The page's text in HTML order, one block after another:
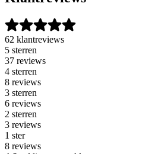
62 klantreviews
5 sterren
37 reviews
4 sterren
8 reviews
3 sterren
6 reviews
2 sterren
3 reviews
1 ster
8 reviews